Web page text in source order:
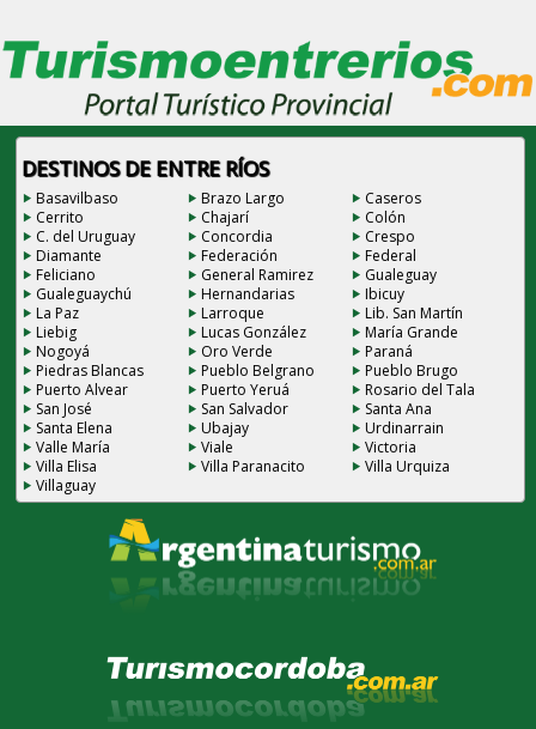
DESTINOS DE ENTRE RÍOS
Basavilbaso Brazo Largo
Caseros
Cerrito
Chajarí
Colón
C. del Uruguay
Concordia
Crespo
Diamante
Federación
Federal
Feliciano
General Ramirez
Gualeguay
Gualeguaychú
Hernandarias
Ibicuy
La Paz
Larroque
Lib. San Martín
Liebig
Lucas González
María Grande
Nogoyá
Oro Verde
Paraná
Piedras Blancas
Pueblo Belgrano
Pueblo Brugo
Puerto Alvear
Puerto Yeruá
Rosario del Tala
San José
San Salvador
Santa Ana
Santa Elena
Ubajay
Urdinarrain
Valle María
Viale
Victoria
Villa Elisa
Villa Paranacito
Villa Urquiza
Villaguay